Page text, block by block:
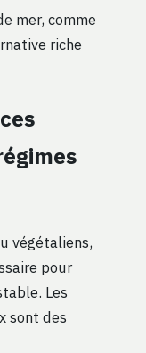
mer, comme
riche
végétaliens,
pour
Les
sont des